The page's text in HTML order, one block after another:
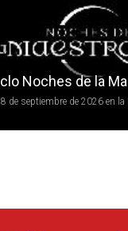
Noches de la
de septiembre de 2026 en